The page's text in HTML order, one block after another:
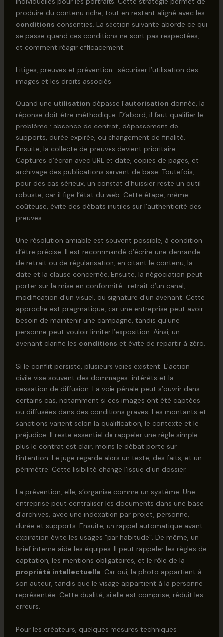
produire du contenu riche, tout en restant aligné avec les
conditions consenties. La section suivante aborde ce qui
se passe quand ces conditions ne sont pas respectées,
et comment réagir efficacement.
Litiges, preuves et prévention : sécuriser l’utilisation des
images et les droits associés
Quand une utilisation dépasse l’autorisation donnée, la
réponse doit être méthodique. D’abord, il faut qualifier le
problème : absence de contrat, dépassement de
supports, durée expirée, ou changement de finalité.
Ensuite, la collecte de preuves devient prioritaire.
Captures d’écran avec URL et date, copies de pages, et
archivage des publications servent de base. Toutefois,
pour des cas sérieux, un constat d’huissier reste un outil
robuste, car il fige l’état du web. Cette étape, même
coûteuse, évite des débats inutiles sur l’authenticité des
preuves.
Une résolution amiable est souvent possible, à condition
d’être précise. Il est recommandé d’écrire une demande
de retrait ou de régularisation, en citant le contenu, la
date et la clause concernée. Ensuite, la négociation peut
porter sur la mise en conformité : retrait d’un canal,
modification d’un visuel, ou signature d’un avenant. Cette
approche est pragmatique, car une entreprise peut avoir
besoin de maintenir une campagne, tandis qu’une
personne peut vouloir limiter l’exposition. Ainsi, un
avenant clarifie les conditions et évite de repartir à zéro.
Si le conflit persiste, plusieurs voies existent. L’action
civile vise souvent des dommages-intérêts et la
cessation de diffusion. La voie pénale peut s’ouvrir dans
certains cas, notamment si des images ont été captées
ou diffusées dans des conditions graves. Les montants et
sanctions varient selon la qualification, le contexte et le
préjudice. Il reste essentiel de rappeler une règle simple :
plus le contrat est clair, moins le débat porte sur
l’intention. Le juge regarde alors un texte, des faits, et un
périmètre. Cette lisibilité change l’issue d’un dossier.
La prévention, elle, s’organise comme un système. Une
entreprise peut centraliser les documents dans une base
d’archives, avec une indexation par projet, personne,
durée et supports. Ensuite, un rappel automatique avant
expiration évite les usages “par habitude”. De même, un
brief interne aide les équipes. Il peut rappeler les règles de
captation, les mentions obligatoires, et le rôle de la
propriété intellectuelle. Car oui, la photo appartient à
son auteur, tandis que le visage appartient à la personne
représentée. Cette dualité, si elle est comprise, réduit les
erreurs.
Pour les créateurs, quelques mesures techniques